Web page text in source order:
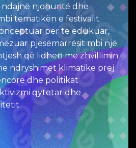
njohuritë dhe
tematikën e festivalit.
për të edukuar,
pjesëmarrësit mbi një
që lidhen me zhvillimin
ndryshimet klimatike prej
dhe politikat
qytetar dhe